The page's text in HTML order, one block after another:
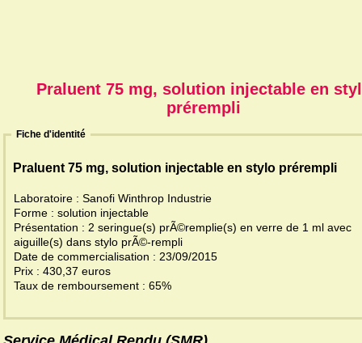
Praluent 75 mg, solution injectable en
prérempli
Fiche d'identité
Praluent 75 mg, solution injectable en stylo prérempli
Laboratoire : Sanofi Winthrop Industrie
Forme : solution injectable
Présentation : 2 seringue(s) prÃ©remplie(s) en verre de 1 ml avec
aiguille(s) dans stylo prÃ©-rempli
Date de commercialisation : 23/09/2015
Prix : 430,37 euros
Taux de remboursement : 65%